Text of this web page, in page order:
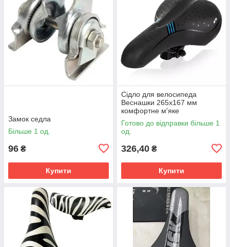
Замок седла
Більше 1 од.
96 ₴
Купити
Сідло для велосипеда
Веснашки 265х167 мм
комфортне м'яке
велосипедне сидіння MTB
анатомічне
Готово до відправки більше 1
од.
326,40 ₴
Купити